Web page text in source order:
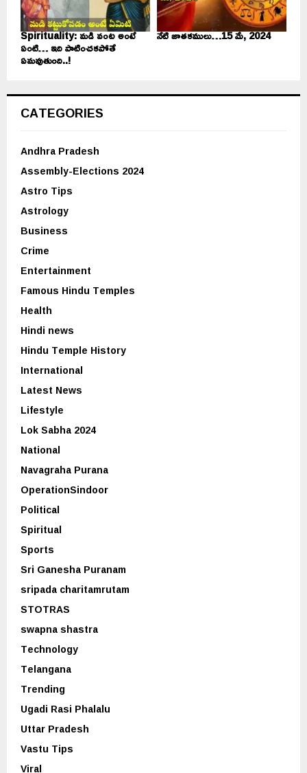
Spirituality: మడి వంట అంటే
ఏంటి… ఇది పాటించకపోతే
ఏమవుతుంది..!
నేటి జాతకములు…15 మే, 2024
CATEGORIES
Andhra Pradesh
Assembly-Elections 2024
Astro Tips
Astrology
Business
Crime
Entertainment
Famous Hindu Temples
Health
Hindi news
Hindu Temple History
International
Latest News
Lifestyle
Lok Sabha 2024
National
Navagraha Purana
OperationSindoor
Political
Spiritual
Sports
Sri Ganesha Puranam
sripada charitamrutam
STOTRAS
swapna shastra
Technology
Telangana
Trending
Ugadi Rasi Phalalu
Uttar Pradesh
Vastu Tips
Viral